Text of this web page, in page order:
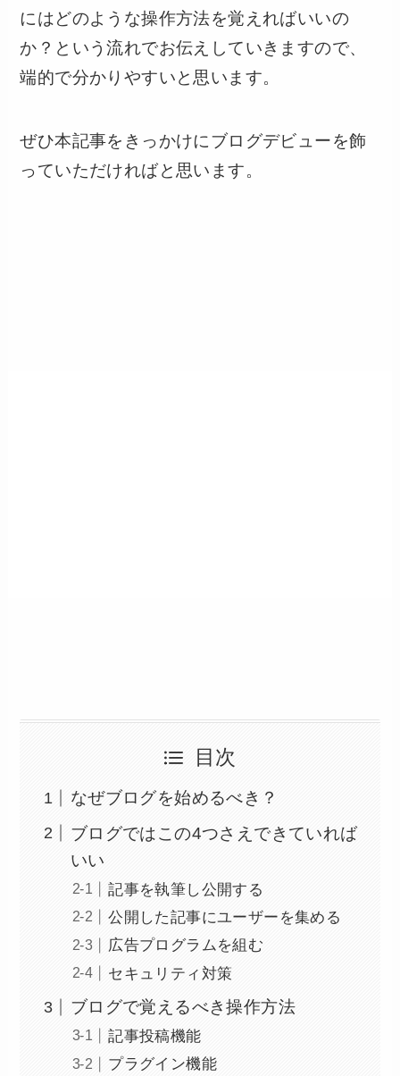
にはどのような操作方法を覚えればいいの
か？という流れでお伝えしていきますので、
端的で分かりやすいと思います。
ぜひ本記事をきっかけにブログデビューを飾
っていただければと思います。
目次
なぜブログを始めるべき？
ブログではこの4つさえできていれば
いい
記事を執筆し公開する
公開した記事にユーザーを集める
広告プログラムを組む
セキュリティ対策
ブログで覚えるべき操作方法
記事投稿機能
プラグイン機能